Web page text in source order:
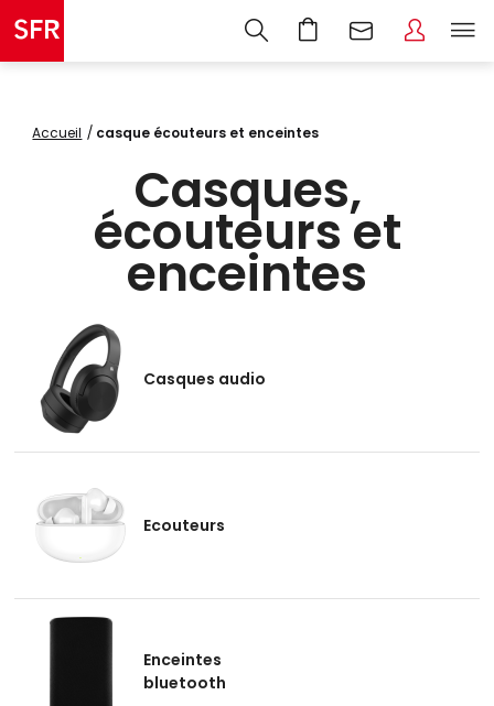
Accueil casque écouteurs et enceintes
Casques,
écouteurs et
enceintes
Casques audio
Ecouteurs
Enceintes
bluetooth